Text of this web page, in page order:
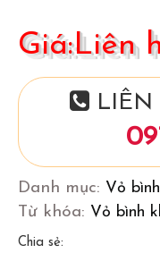
Giá:Liên
LIÊN
Danh mục: Vỏ
Từ khóa: Vỏ bình
Chia sẻ: